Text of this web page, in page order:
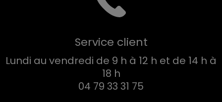
Service client
Lundi au vendredi de 9 h à 12 h et de 14 h à
18 h
04 79 33 31 75